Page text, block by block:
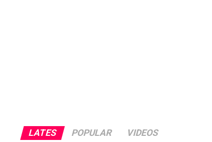
LATES POPULAR VIDEOS